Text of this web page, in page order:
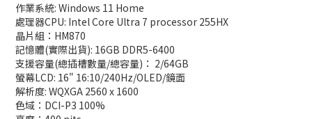
作業系統: Windows 11 Home
處理器CPU: Intel Core Ultra 7 processor 255HX
晶片組：HM870
記憶體(實際出貨): 16GB DDR5-6400
支援容量(總插槽數量/總容量)： 2/64GB
螢幕LCD: 16" 16:10/240Hz/OLED/鏡面
解析度: WQXGA 2560 x 1600
色域：DCI-P3 100%